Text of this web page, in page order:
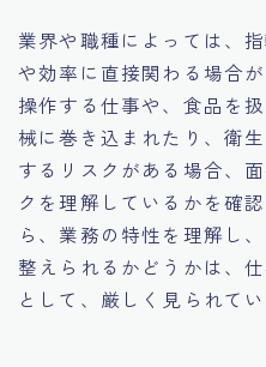
業界や職種によっては、
や効率に直接関わる場合
操作する仕事や、食品を
械に巻き込まれたり、衛
するリスクがある場合、
クを理解しているかを確
ら、業務の特性を理解し
整えられるかどうかは、
として、厳しく見られてい